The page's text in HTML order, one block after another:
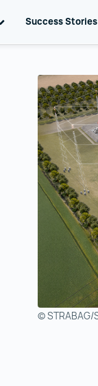
Toggle sub navigation
Success Stories
© STRABAG/